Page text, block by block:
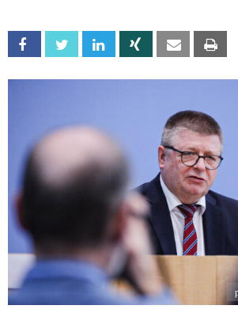
Facebook Twitter Linkedin Xing Email